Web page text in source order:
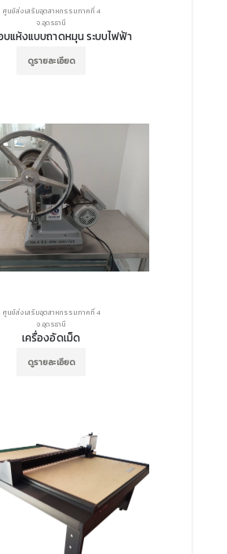
ศูนย์ส่งเสริมอุตสาหกรรมภาคที่ 4
จ.อุดรธานี
บแห้งแบบถาดหมุน ระบบไฟฟ้า
ดูรายละเอียด
ศูนย์ส่งเสริมอุตสาหกรรมภาคที่ 4
จ.อุดรธานี
เครื่องอัดเม็ด
ดูรายละเอียด